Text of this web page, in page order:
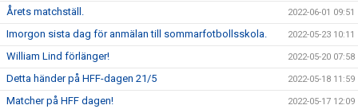
Årets matchställ. 2022-06-01 09:51
Imorgon sista dag för anmälan till sommarfotbollsskola. 2022-05-23 10:11
William Lind förlänger! 2022-05-20 07:58
Detta händer på HFF-dagen 21/5 2022-05-18 11:59
Matcher på HFF dagen! 2022-05-17 12:09